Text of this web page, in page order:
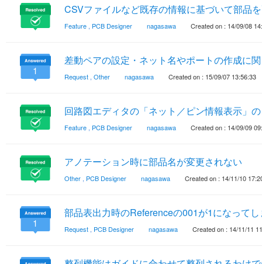
CSVファイルなど既存の情報に基づいて部品
Feature , PCB Designer nagasawa Created on : 14/09/08
1
差動ペアの設定・ネット名やポートの作成に
Request , Other nagasawa Created on : 15/09/07 13:56:33
回路図エディタの「ネット／ピン情報表示」
Feature , PCB Designer nagasawa Created on : 14/09/09
アノテーション時に部品名が変更されない
Other , PCB Designer nagasawa Created on : 14/11/10
1
部品表出力時のReferenceの001が1になって
Request , PCB Designer nagasawa Created on : 14/11/11